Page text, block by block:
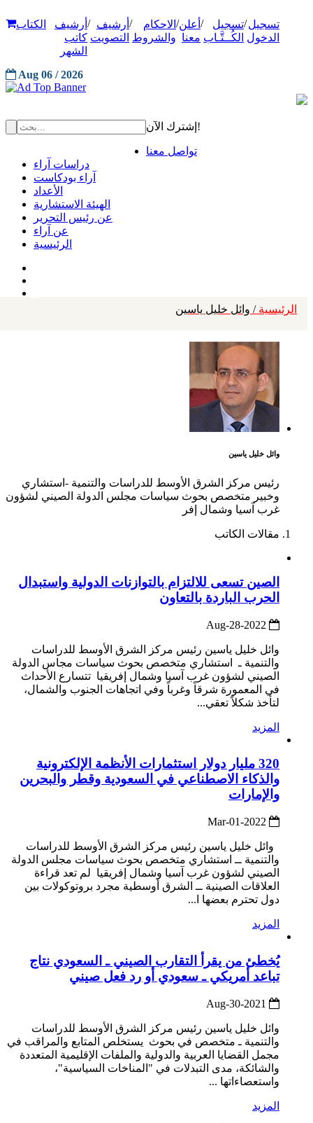
تسجيل
الدخول
/تسجيل
الكُــتَّـاب
/ أعلن
معنا
/ الاحكام
والشروط
/ أرشيف
التصويت
/ أرشيف
كاتب
الشهر
الكتاب
Aug 06 / 2026
إشترك الآن!
تواصل معنا
دراسات آراء
آراء بودكاست
الأعداد
الهيئة الاستشارية
عن رئيس التحرير
عن آراء
الرئيسية
الرئيسية / وائل خليل ياسين
وائل خليل ياسين
رئيس مركز الشرق الأوسط للدراسات والتنمية -استشاري
وخبير متخصص بحوث سياسات مجلس الدولة الصيني لشؤون
غرب آسيا وشمال إفر
مقالات الكاتب
الصين تسعى للالتزام بالتوازنات الدولية واستبدال
الحرب الباردة بالتعاون
وائل خليل ياسين رئيس مركز الشرق الأوسط للدراسات
والتنمية ـ استشاري متخصص بحوث سياسات مجاس الدولة
الصيني لشؤون غرب آسيا وشمال إفريقيا تتسارع الأحداث
في المعمورة شرقاً وغرباً وفي اتجاهات الجنوب والشمال،
لتأخذ شكلاً تعقي...
المزيد
320 مليار دولار استثمارات الأنظمة الإلكترونية
والذكاء الاصطناعي في السعودية وقطر والبحرين
والإمارات
وائل خليل ياسين رئيس مركز الشرق الأوسط للدراسات
والتنمية ــ استشاري متخصص بحوث سياسات مجلس الدولة
الصيني لشؤون غرب آسيا وشمال إفريقيا لم تعد قراءة
العلاقات الصينية ــ الشرق أوسطية مجرد بروتوكولات بين
دول تحترم بعضها ا...
المزيد
يُخطئ من يقرأ التقارب الصيني ـ السعودي نتاج
تباعد أمريكي ـ سعودي أو رد فعل صيني
وائل خليل ياسين رئيس مركز الشرق الأوسط للدراسات
والتنمية ـ متخصص في بحوث يستخلص المتابع والمراقب في
مجمل القضايا العربية والدولية والملفات الإقليمية المتعددة
والشائكة، مدى التبدلات في "المناخات السياسية"،
واستعصاءاتها ...
المزيد